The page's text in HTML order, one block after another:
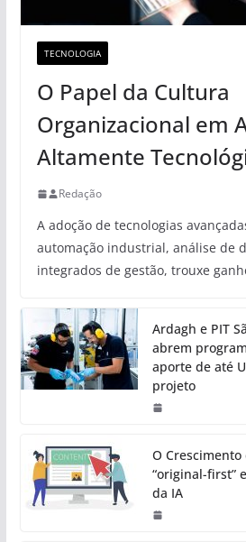
TECNOLOGIA
O Papel da Cultura
Organizacional em
Altamente
Redação
A adoção de tecnologias
automação industrial, análise de
integrados de gestão, trouxe
Ardagh e PIT
abrem
aporte de até
projeto
O
“original-first”
da IA